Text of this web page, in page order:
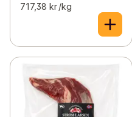
717,38 kr /kg